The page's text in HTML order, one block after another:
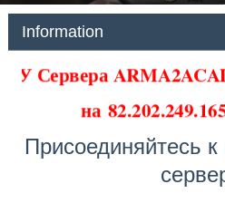
Information
У Сервера
на
Присоединяйтесь